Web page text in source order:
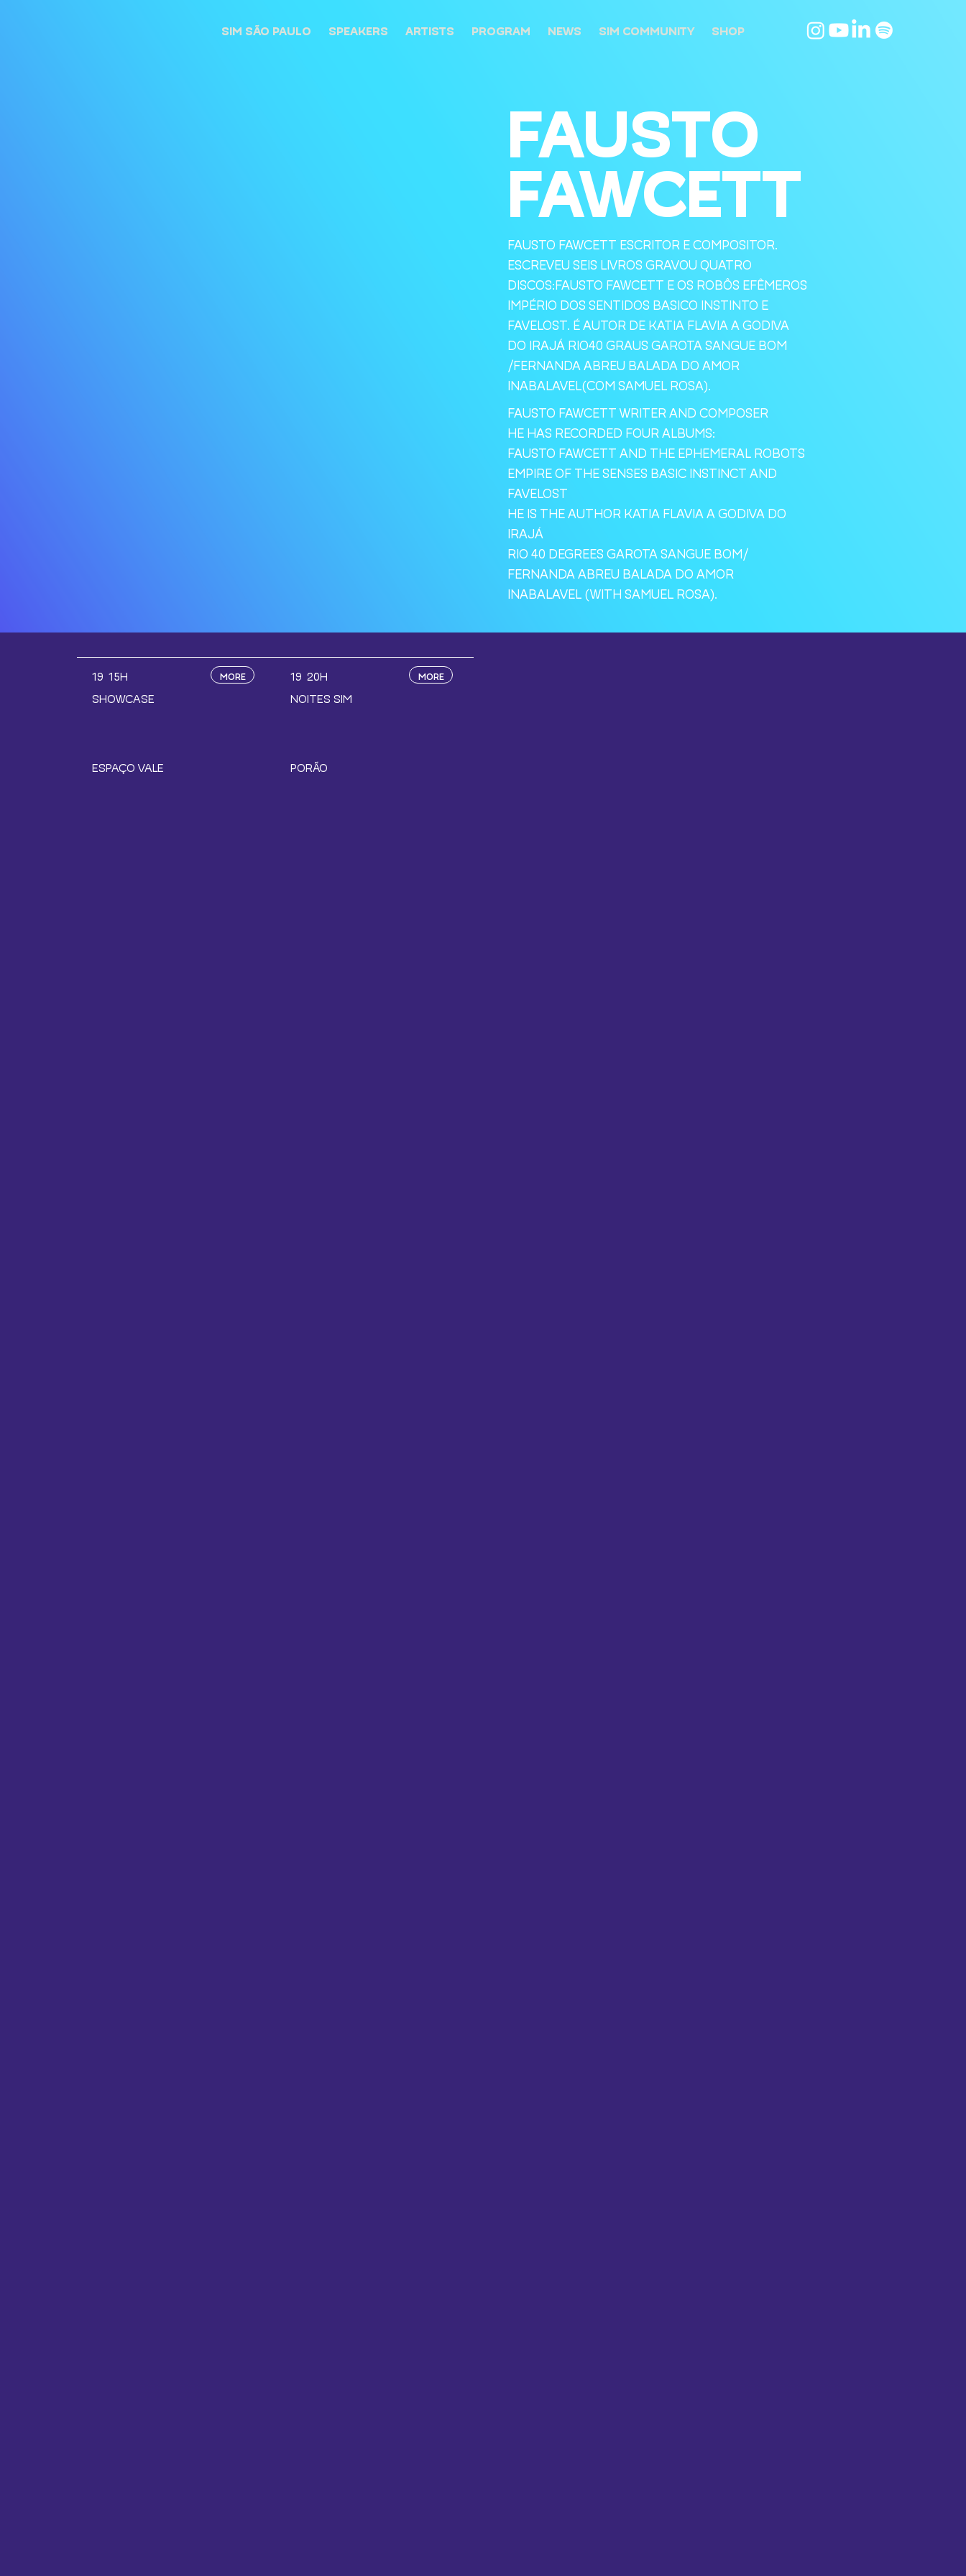
SIM SÃO PAULO SPEAKERS ARTISTS PROGRAM NEWS SIM COMMUNITY SHOP
FAUSTO
FAWCETT
FAUSTO FAWCETT ESCRITOR E COMPOSITOR.
ESCREVEU SEIS LIVROS GRAVOU QUATRO
DISCOS:FAUSTO FAWCETT E OS ROBÔS EFÊMEROS
IMPÉRIO DOS SENTIDOS BASICO INSTINTO E
FAVELOST. É AUTOR DE KATIA FLAVIA A GODIVA
DO IRAJÁ RIO40 GRAUS GAROTA SANGUE BOM
/FERNANDA ABREU BALADA DO AMOR
INABALAVEL(COM SAMUEL ROSA).
FAUSTO FAWCETT WRITER AND COMPOSER
HE HAS RECORDED FOUR ALBUMS:
FAUSTO FAWCETT AND THE EPHEMERAL ROBOTS
EMPIRE OF THE SENSES BASIC INSTINCT AND
FAVELOST
HE IS THE AUTHOR KATIA FLAVIA A GODIVA DO
IRAJÁ
RIO 40 DEGREES GAROTA SANGUE BOM/
FERNANDA ABREU BALADA DO AMOR
INABALAVEL (WITH SAMUEL ROSA).
19 15H MORE
SHOWCASE
ESPAÇO VALE
19 20H MORE
NOITES SIM
PORÃO